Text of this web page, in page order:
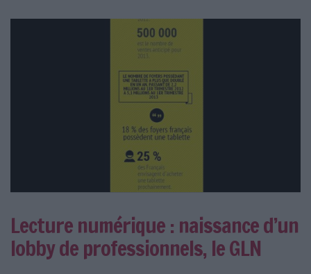
Lecture numérique : naissance d’un
lobby de professionnels, le GLN